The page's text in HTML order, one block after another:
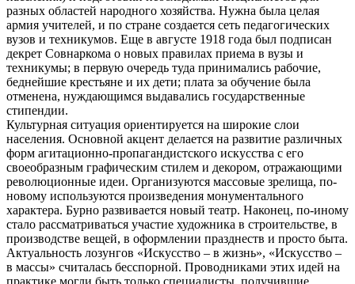
разных областей народного хозяйства. Нужна была целая
армия учителей, и по стране создается сеть педагогических
вузов и техникумов. Еще в августе 1918 года был подписан
декрет Совнаркома о новых пра­вилах приема в вузы и
техникумы; в первую очередь туда принимались рабочие,
беднейшие крестьяне и их дети; плата за обучение была
отменена, нуждающимся выдавались государственные
стипендии.
Культурная ситуация ориентиру­ется на широкие слои
населения. Основной акцент делается на развитие различных
форм агитационно-пропагандистского искусства с его
своеобразным графическим стилем и декором, отражающими
революционные идеи. Организуются массовые зрелища, по-
новому используются произведения монументального
характера. Бурно развивается новый театр. Наконец, по-иному
стало рассматриваться участие художника в строительстве, в
производстве вещей, в оформ­лении празднеств и просто быта.
Актуальность лозунгов «Искусство – в жизнь», «Искусство –
в массы» считалась бесспорной. Проводни­ками этих идей на
практике могли быть только специалисты, получив­шие